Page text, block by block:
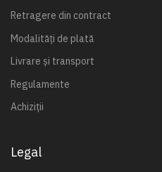
Retragere din contract
Modalități de plată
Livrare și transport
Regulamente
Achiziții
Legal